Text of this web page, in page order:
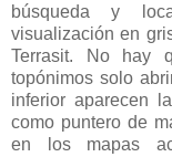
búsqueda y
visualización en
Terrasit. No hay
topónimos solo
inferior aparecen
como puntero de
en los mapas